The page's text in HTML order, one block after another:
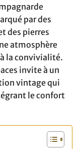
par des
des pierres
atmosphère
la convivialité.
invite à un
vintage qui
le confort